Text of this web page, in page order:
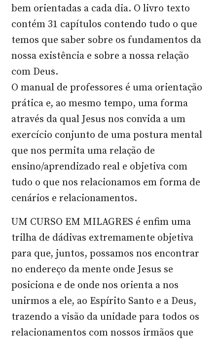
bem orientadas a cada dia. O livro texto
contém 31 capítulos contendo tudo o que
temos que saber sobre os fundamentos da
nossa existência e sobre a nossa relação
com Deus.
O manual de professores é uma orientação
prática e, ao mesmo tempo, uma forma
através da qual Jesus nos convida a um
exercício conjunto de uma postura mental
que nos permita uma relação de
ensino/aprendizado real e objetiva com
tudo o que nos relacionamos em forma de
cenários e relacionamentos.
UM CURSO EM MILAGRES é enfim uma
trilha de dádivas extremamente objetiva
para que, juntos, possamos nos encontrar
no endereço da mente onde Jesus se
posiciona e de onde nos orienta a nos
unirmos a ele, ao Espírito Santo e a Deus,
trazendo a visão da unidade para todos os
relacionamentos com nossos irmãos que